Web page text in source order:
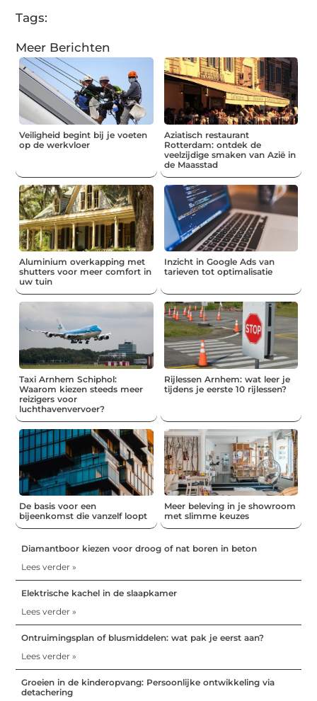
Tags:
Meer Berichten
Veiligheid begint bij je voeten
op de werkvloer
Aziatisch restaurant
Rotterdam: ontdek de
veelzijdige smaken van Azië in
de Maasstad
Aluminium overkapping met
shutters voor meer comfort in
uw tuin
Inzicht in Google Ads van
tarieven tot optimalisatie
Taxi Arnhem Schiphol:
Waarom kiezen steeds meer
reizigers voor
luchthavenvervoer?
Rijlessen Arnhem: wat leer je
tijdens je eerste 10 rijlessen?
De basis voor een
bijeenkomst die vanzelf loopt
Meer beleving in je showroom
met slimme keuzes
Diamantboor kiezen voor droog of nat boren in beton
Lees verder »
Elektrische kachel in de slaapkamer
Lees verder »
Ontruimingsplan of blusmiddelen: wat pak je eerst aan?
Lees verder »
Groeien in de kinderopvang: Persoonlijke ontwikkeling via
detachering